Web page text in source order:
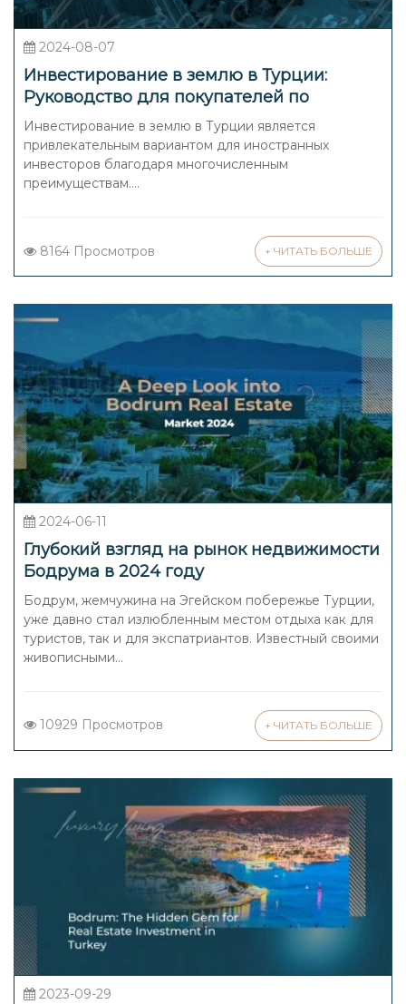
2024-08-07
Инвестирование в землю в Турции:
Руководство для покупателей по
преимуществам владения землей и
лучшим регионам для покупки земли в
Турции
Инвестирование в землю в Турции является
привлекательным вариантом для иностранных
инвесторов благодаря многочисленным
преимуществам....
8164 Просмотров + ЧИТАТЬ БОЛЬШЕ
2024-06-11
Глубокий взгляд на рынок недвижимости
Бодрума в 2024 году
Бодрум, жемчужина на Эгейском побережье Турции,
уже давно стал излюбленным местом отдыха как для
туристов, так и для экспатриантов. Известный своими
живописными...
10929 Просмотров + ЧИТАТЬ БОЛЬШЕ
2023-09-29